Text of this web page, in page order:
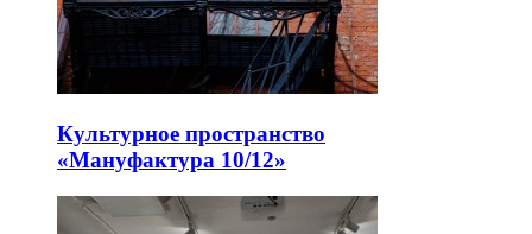
Культурное пространство
«Мануфактура 10/12»